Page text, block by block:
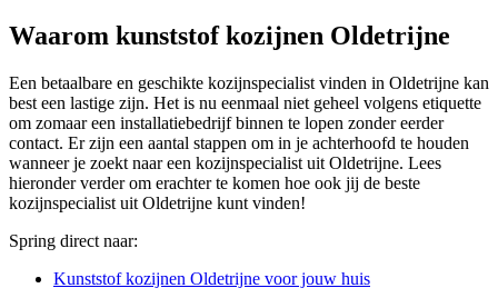
Waarom kunststof kozijnen Oldetrijne
Een betaalbare en geschikte kozijnspecialist vinden in Oldetrijne kan
best een lastige zijn. Het is nu eenmaal niet geheel volgens etiquette
om zomaar een installatiebedrijf binnen te lopen zonder eerder
contact. Er zijn een aantal stappen om in je achterhoofd te houden
wanneer je zoekt naar een kozijnspecialist uit Oldetrijne. Lees
hieronder verder om erachter te komen hoe ook jij de beste
kozijnspecialist uit Oldetrijne kunt vinden!
Spring direct naar:
Kunststof kozijnen Oldetrijne voor jouw huis